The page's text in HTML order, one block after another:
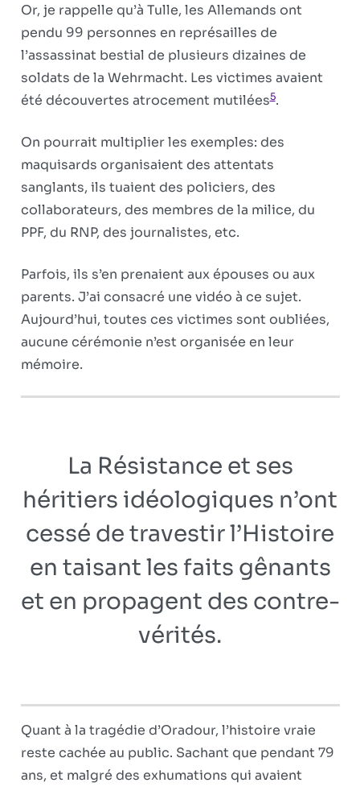
Or, je rappelle qu’à Tulle, les Allemands ont
pendu 99 personnes en représailles de
l’assassinat bestial de plusieurs dizaines de
soldats de la Wehrmacht. Les victimes avaient
été découvertes atrocement mutilées5.
On pourrait multiplier les exemples: des
maquisards organisaient des attentats
sanglants, ils tuaient des policiers, des
collaborateurs, des membres de la milice, du
PPF, du RNP, des journalistes, etc.
Parfois, ils s’en prenaient aux épouses ou aux
parents. J’ai consacré une vidéo à ce sujet.
Aujourd’hui, toutes ces victimes sont oubliées,
aucune cérémonie n’est organisée en leur
mémoire.
La Résistance et ses
héritiers idéologiques n’ont
cessé de travestir l’Histoire
en taisant les faits gênants
et en propagent des contre-
vérités.
Quant à la tragédie d’Oradour, l’histoire vraie
reste cachée au public. Sachant que pendant 79
ans, et malgré des exhumations qui avaient